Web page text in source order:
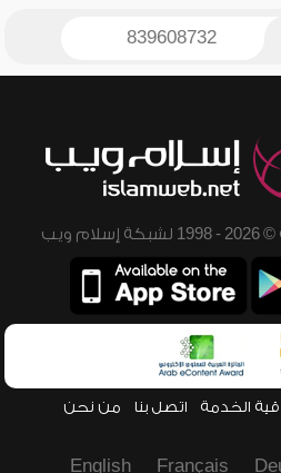
839608732
ويب
الخدمة اتصل بنا من نحن
Français
English